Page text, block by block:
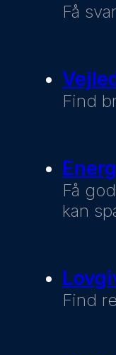
Få
Find
Få
kan
Find